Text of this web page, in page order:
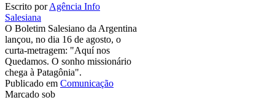
Escrito porAgência Info
Salesiana
O Boletim Salesiano da Argentina
lançou, no dia 16 de agosto, o
curta-metragem: "Aquí nos
Quedamos. O sonho missionário
chega à Patagônia".
Publicado em Comunicação
Marcado sob